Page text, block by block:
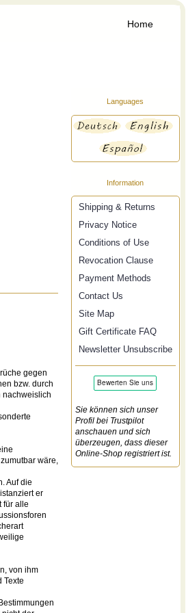
Home
gegen
bzw. durch
nachweislich
wäre,
Auf die
er
für alle
von ihm
Texte
Languages
Information
Shipping & Returns
Privacy Notice
Conditions of Use
Revocation Clause
Payment Methods
Contact Us
Site Map
Gift Certificate FAQ
Newsletter Unsubscribe
Sie können sich unser
Profil bei Trustpilot
anschauen und sich
überzeugen, dass dieser
Online-Shop registriert ist.